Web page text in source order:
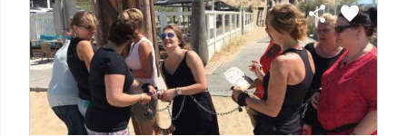
share favorite